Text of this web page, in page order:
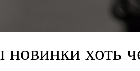
хоть